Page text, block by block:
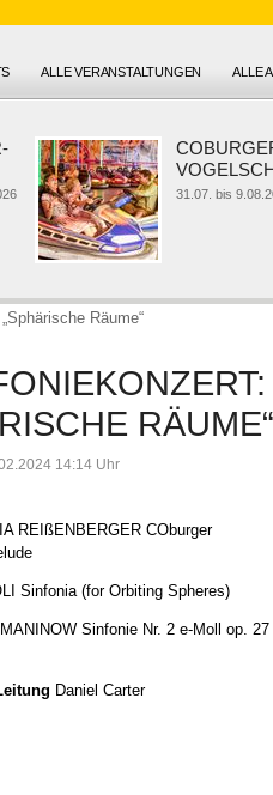
ALLE VERANSTALTUNGEN ALLE
COBURGER
31.07. bis 9.08.2026
Räume“
RÄUME“
14:14 Uhr
REIßENBERGER COburger
Prelude
Sinfonia (for Orbiting Spheres)
Sinfonie Nr. 2 e-Moll op. 27
Daniel Carter